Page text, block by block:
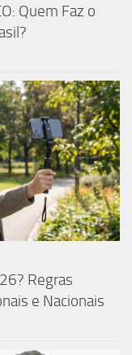
Quem Faz o
Regras
e Nacionais